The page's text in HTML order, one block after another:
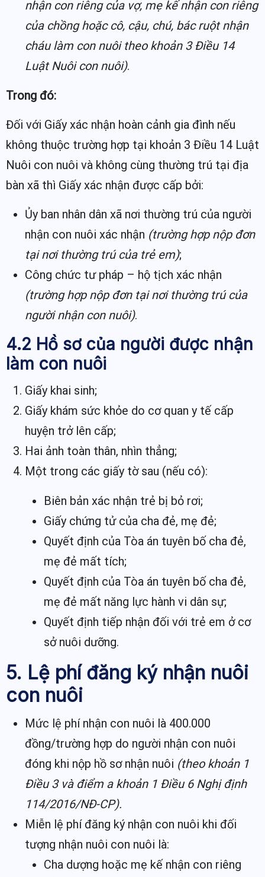
nhận con riêng của vợ, mẹ kế nhận con riêng
của chồng hoặc cô, cậu, chú, bác ruột nhận
cháu làm con nuôi theo khoản 3 Điều 14
Luật Nuôi con nuôi).
Trong đó:
Đối với Giấy xác nhận hoàn cảnh gia đình nếu
không thuộc trường hợp tại khoản 3 Điều 14 Luật
Nuôi con nuôi và không cùng thường trú tại địa
bàn xã thì Giấy xác nhận được cấp bởi:
Ủy ban nhân dân xã nơi thường trú của người
nhận con nuôi xác nhận (trường hợp nộp đơn
tại nơi thường trú của trẻ em);
Công chức tư pháp – hộ tịch xác nhận
(trường hợp nộp đơn tại nơi thường trú của
người nhận con nuôi).
4.2 Hồ sơ của người được nhận
làm con nuôi
Giấy khai sinh;
Giấy khám sức khỏe do cơ quan y tế cấp
huyện trở lên cấp;
Hai ảnh toàn thân, nhìn thẳng;
Một trong các giấy tờ sau (nếu có):
Biên bản xác nhận trẻ bị bỏ rơi;
Giấy chứng tử của cha đẻ, mẹ đẻ;
Quyết định của Tòa án tuyên bố cha đẻ,
mẹ đẻ mất tích;
Quyết định của Tòa án tuyên bố cha đẻ,
mẹ đẻ mất năng lực hành vi dân sự;
Quyết định tiếp nhận đối với trẻ em ở cơ
sở nuôi dưỡng.
5. Lệ phí đăng ký nhận nuôi
con nuôi
Mức lệ phí nhận con nuôi là 400.000
đồng/trường hợp do người nhận con nuôi
đóng khi nộp hồ sơ nhận nuôi (theo khoản 1
Điều 3 và điểm a khoản 1 Điều 6 Nghị định
114/2016/NĐ-CP).
Miễn lệ phí đăng ký nhận con nuôi khi đối
tượng nhận nuôi con nuôi là:
Cha dượng hoặc mẹ kế nhận con riêng